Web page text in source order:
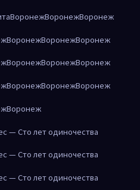
ВоронежВоронежВоронеж
ВоронежВоронежВоронеж
ВоронежВоронежВоронеж
ВоронежВоронежВоронеж
Воронеж
— Сто лет одиночества
— Сто лет одиночества
— Сто лет одиночества